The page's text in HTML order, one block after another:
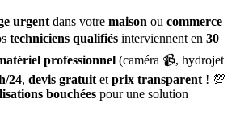
urgentdans votre maison ou commerce
techniciens qualifiés interviennent en 30
professionnel (caméra 📹, hydrojet
24, devis gratuitetprix transparent! 💯
bouchées pour une solution